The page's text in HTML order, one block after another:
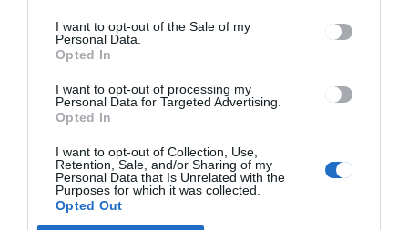
I want to opt-out of the Sale of my
Personal Data.
Opted In
I want to opt-out of processing my
Personal Data for Targeted Advertising.
Opted In
I want to opt-out of Collection, Use,
Retention, Sale, and/or Sharing of my
Personal Data that Is Unrelated with the
Purposes for which it was collected.
Opted Out
Keresés
Keresés: